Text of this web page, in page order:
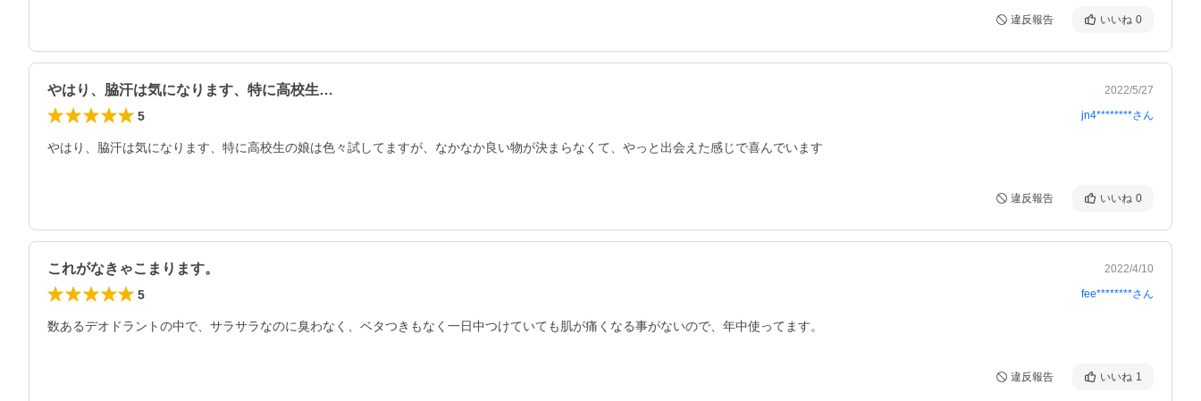
違反報告 いいね 0
やはり、脇汗は気になります、特に高校生… 2022/5/27
5 jn4********さん
やはり、脇汗は気になります、特に高校生の娘は色々試してますが、なかなか良い物が決まらなくて、やっと出会えた感じで喜んでいます
違反報告 いいね 0
これがなきゃこまります。 2022/4/10
5 fee********さん
数あるデオドラントの中で、サラサラなのに臭わなく、ベタつきもなく一日中つけていても肌が痛くなる事がないので、年中使ってます。
違反報告 いいね 1